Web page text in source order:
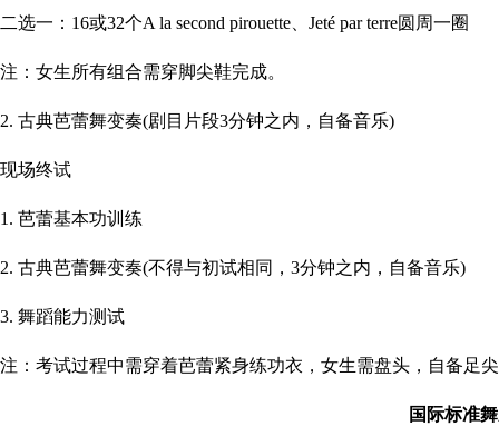
二选一：16或32个A la second pirouette、Jeté par terre圆周一圈
注：女生所有组合需穿脚尖鞋完成。
2. 古典芭蕾舞变奏(剧目片段3分钟之内，自备音乐)
现场终试
1. 芭蕾基本功训练
2. 古典芭蕾舞变奏(不得与初试相同，3分钟之内，自备音乐)
3. 舞蹈能力测试
注：考试过程中需穿着芭蕾紧身练功衣，女生需盘头，自备足
国际标准